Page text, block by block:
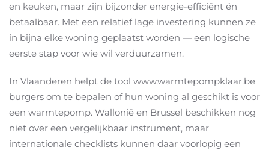
en keuken, maar zijn bijzonder energie-efficiënt én
betaalbaar. Met een relatief lage investering kunnen ze
in bijna elke woning geplaatst worden — een logische
eerste stap voor wie wil verduurzamen.
In Vlaanderen helpt de tool www.warmtepompklaar.be
burgers om te bepalen of hun woning al geschikt is voor
een warmtepomp. Wallonië en Brussel beschikken nog
niet over een vergelijkbaar instrument, maar
internationale checklists kunnen daar voorlopig een